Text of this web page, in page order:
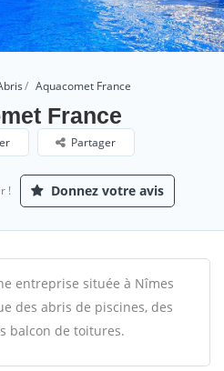
Aquacomet France
France
Partager
! Donnez votre avis
entreprise située à Nîmes
des abris de piscines, des
balcon de toitures.